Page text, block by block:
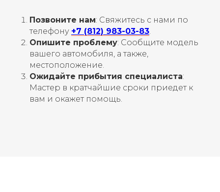
Позвоните нам: Свяжитесь с нами по
телефону +7 (812) 983-03-83
Опишите проблему: Сообщите модель
вашего автомобиля, а также,
местоположение.
Ожидайте прибытия специалиста:
Мастер в кратчайшие сроки приедет к
вам и окажет помощь.